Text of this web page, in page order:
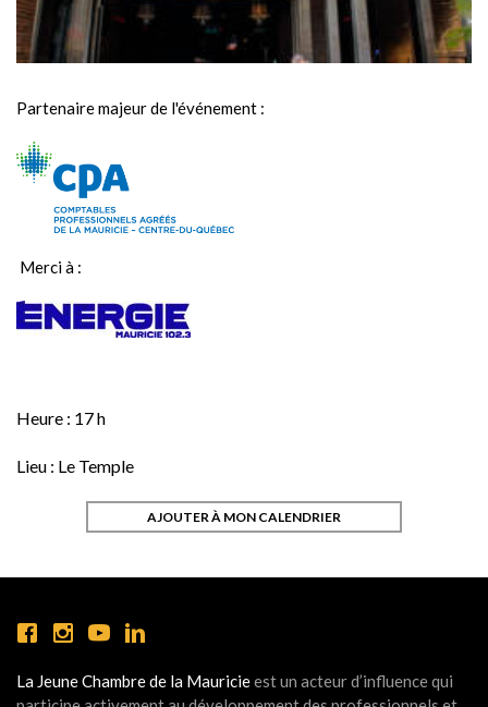
Partenaire majeur de l'événement :
Merci à :
Heure : 17 h
Lieu : Le Temple
AJOUTER À MON CALENDRIER
La Jeune Chambre de la Mauricieest un acteur d’influence qui